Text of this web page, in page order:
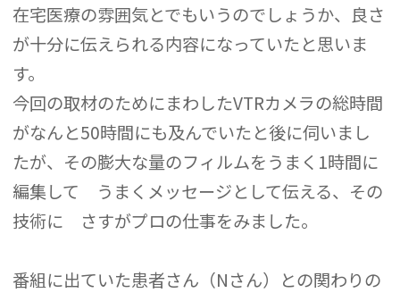
在宅医療の雰囲気とでもいうのでしょうか、良さ
が十分に伝えられる内容になっていたと思いま
す。
今回の取材のためにまわしたVTRカメラの総時間
がなんと50時間にも及んでいたと後に伺いまし
たが、その膨大な量のフィルムをうまく1時間に
編集して うまくメッセージとして伝える、その
技術に さすがプロの仕事をみました。
番組に出ていた患者さん（Nさん）との関わりの